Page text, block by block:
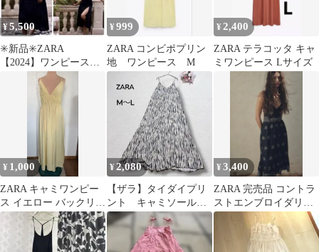
¥5,500
✳️新品✳️ZARA
【2024】ワンピース
【完売品】【L】
【XL】【リネン】黒
¥999
ZARA コンビポプリン
地 ワンピース M
¥ 2,400
ZARA テラコッタ キャ
ミワンピース Lサイズ
¥ 1,000
ZARA キャミワンピー
ス イエロー バックリボ
ン USA M Mex28
¥2,080
【ザラ】タイダイプリ
ント キャミソール
ロング丈ワンピース
バックリボン M〜L
¥3,400
ZARA 完売品 コントラ
ストエンブロイダリー
キャミワンピース L